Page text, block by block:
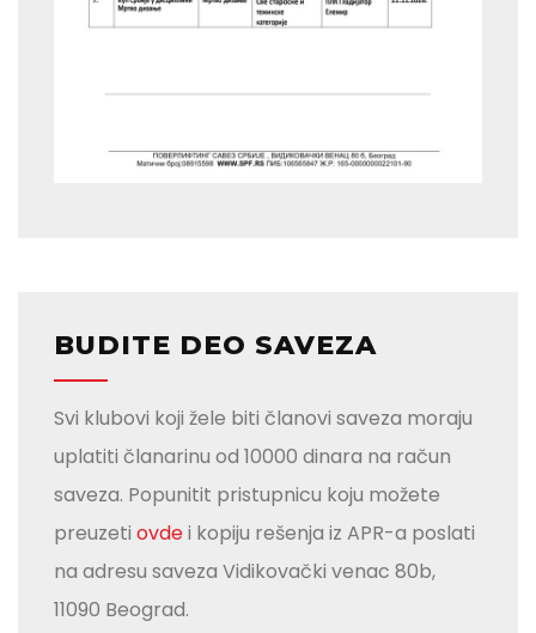
BUDITE DEO SAVEZA
Svi klubovi koji žele biti članovi saveza moraju
uplatiti članarinu od 10000 dinara na račun
saveza. Popunitit pristupnicu koju možete
preuzeti ovdei kopiju rešenja iz APR-a poslati
na adresu saveza Vidikovački venac 80b,
11090 Beograd.